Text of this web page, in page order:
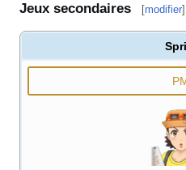
Jeux secondaires [modifier]